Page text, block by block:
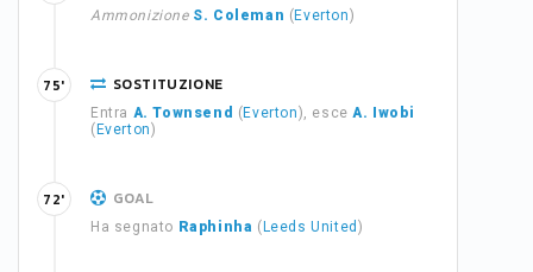
Ammonizione S. Coleman ( Everton)
SOSTITUZIONE
Entra A. Townsend ( Everton), esceA. Iwobi
( Everton)
75'
GOAL
Ha segnato Raphinha ( Leeds United )
72'